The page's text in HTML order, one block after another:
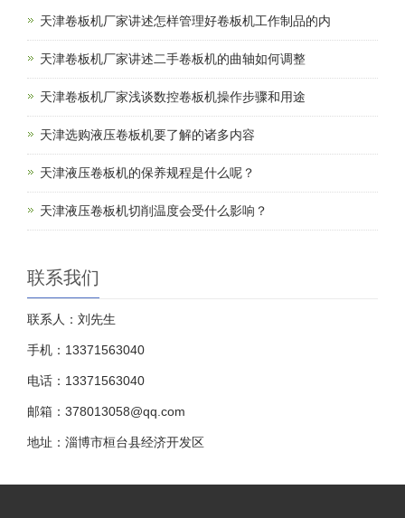
天津卷板机厂家讲述怎样管理好卷板机工作制品的内
天津卷板机厂家讲述二手卷板机的曲轴如何调整
天津卷板机厂家浅谈数控卷板机操作步骤和用途
天津选购液压卷板机要了解的诸多内容
天津液压卷板机的保养规程是什么呢？
天津液压卷板机切削温度会受什么影响？
联系我们
联系人：刘先生
手机：13371563040
电话：13371563040
邮箱：378013058@qq.com
地址：淄博市桓台县经济开发区